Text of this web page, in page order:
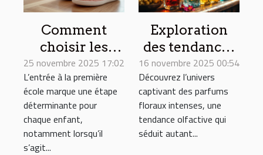
Comment
choisir les
chaussons
idéaux pour la
première école
?
25 novembre 2025 17:02
L’entrée à la première
école marque une étape
déterminante pour
chaque enfant,
notamment lorsqu’il
s’agit...
Exploration
des tendances
des parfums
floraux
intenses et
leur impact
culturel
16 novembre 2025 00:54
Découvrez l’univers
captivant des parfums
floraux intenses, une
tendance olfactive qui
séduit autant...